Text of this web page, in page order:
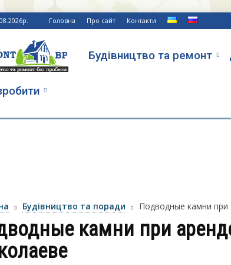
Головна Про сайт Контакти
Ремонт
Будівництво та ремонт
Будівництво та поради Подводные камни при
камни при